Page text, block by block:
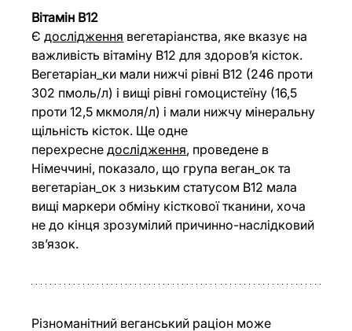
Вітамін В12
Є дослідження вегетаріанства, яке вказує на
важливість вітаміну В12 для здоров’я кісток.
Вегетаріан_ки мали нижчі рівні B12 (246 проти
302 пмоль/л) і вищі рівні гомоцистеїну (16,5
проти 12,5 мкмоля/л) і мали нижчу мінеральну
щільність кісток. Ще одне
перехресне дослідження, проведене в
Німеччині, показало, що група веган_ок та
вегетаріан_ок з низьким статусом В12 мала
вищі маркери обміну кісткової тканини, хоча
не до кінця зрозумілий причинно-наслідковий
зв’язок.
Різноманітний веганський раціон може